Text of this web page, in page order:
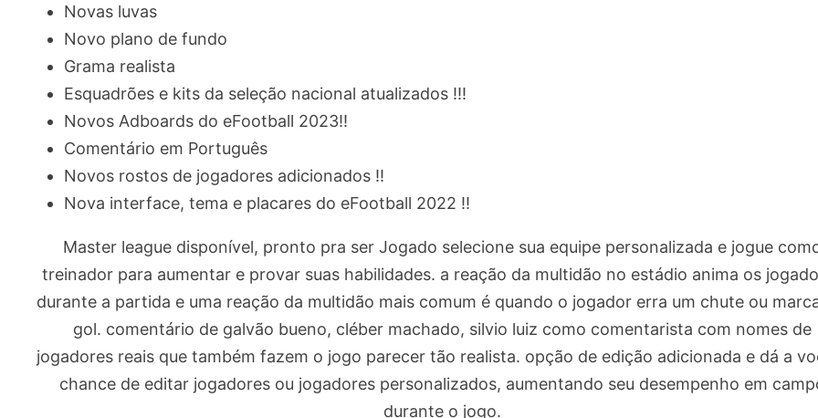
Novas luvas
Novo plano de fundo
Grama realista
Esquadrões e kits da seleção nacional atualizados !!!
Novos Adboards do eFootball 2023!!
Comentário em Português
Novos rostos de jogadores adicionados !!
Nova interface, tema e placares do eFootball 2022 !!
Master league disponível, pronto pra ser Jogado selecione sua equipe personalizada e jogue
treinador para aumentar e provar suas habilidades. a reação da multidão no estádio anima os
durante a partida e uma reação da multidão mais comum é quando o jogador erra um chute ou
gol. comentário de galvão bueno, cléber machado, silvio luiz como comentarista com nomes de
jogadores reais que também fazem o jogo parecer tão realista. opção de edição adicionada e dá a
chance de editar jogadores ou jogadores personalizados, aumentando seu desempenho em
durante o jogo.